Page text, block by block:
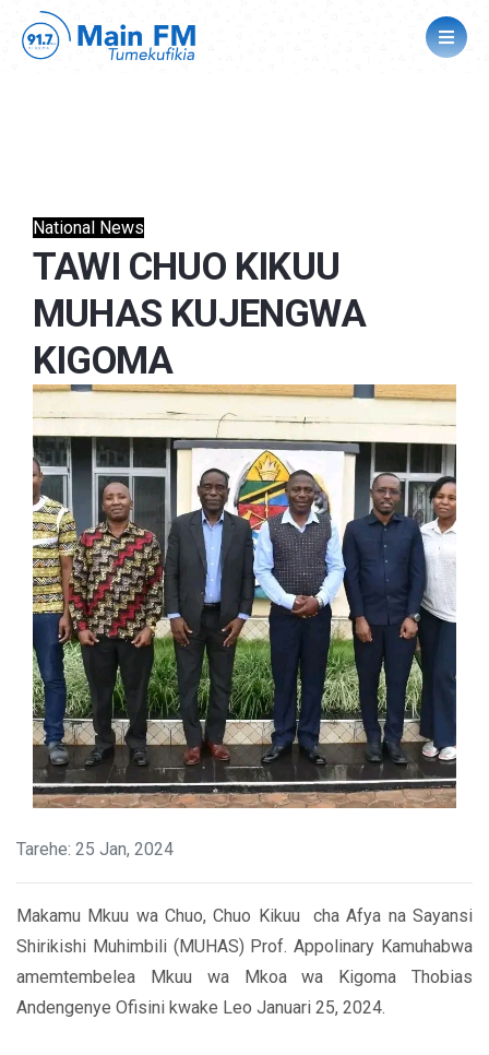
National News
TAWI CHUO KIKUU
MUHAS KUJENGWA
KIGOMA
Tarehe: 25 Jan, 2024
Makamu Mkuu wa Chuo, Chuo Kikuu cha Afya na Sayansi
Shirikishi Muhimbili (MUHAS) Prof. Appolinary Kamuhabwa
amemtembelea Mkuu wa Mkoa wa Kigoma Thobias
Andengenye Ofisini kwake Leo Januari 25, 2024.